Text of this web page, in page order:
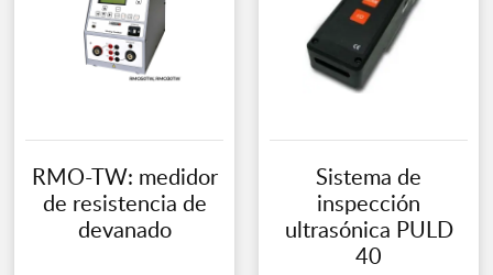
RMO-TW: medidor
de resistencia de
devanado
Sistema de
inspección
ultrasónica PULD
40